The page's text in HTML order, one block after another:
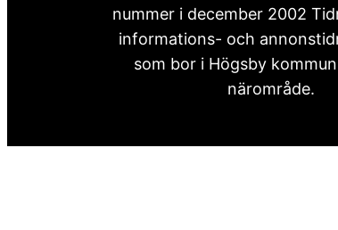
nummer i december 2002
informations- och
som bor i Högsby
närområde.